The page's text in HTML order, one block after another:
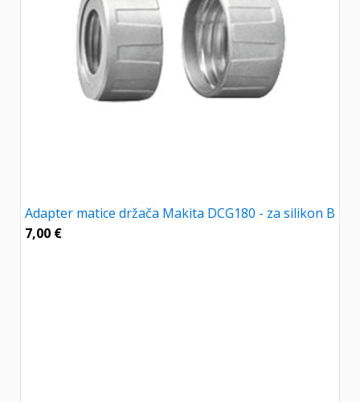
Adapter matice držača Makita DCG180 - za silikon B
7,00 €